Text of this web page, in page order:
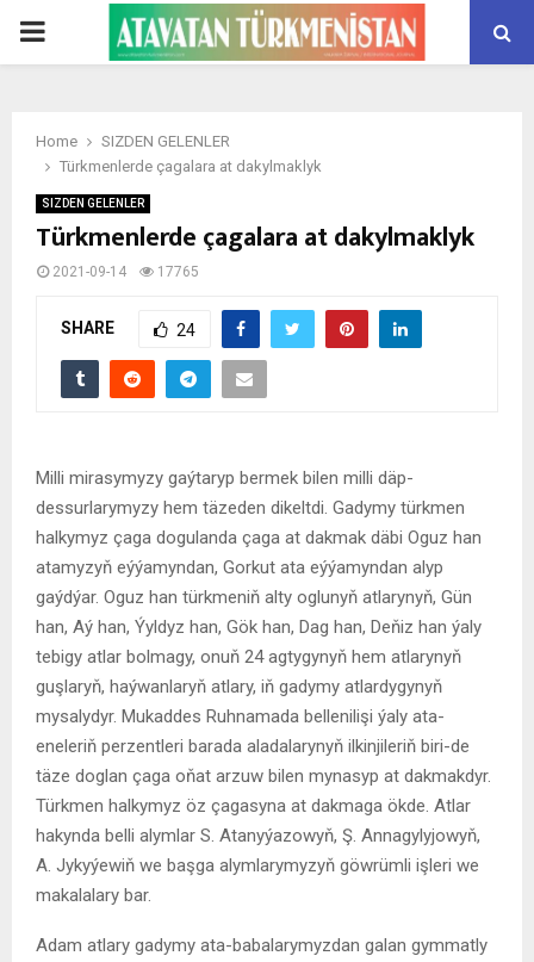
PRIMARY
Home
SIZDEN GELENLER
Türkmenlerde çagalara at dakylmaklyk
SIZDEN GELENLER
Türkmenlerde çagalara at dakylmaklyk
2021-09-14 17765
SHARE 24
Milli mirasymyzy gaýtaryp bermek bilen milli däp-
dessurlarymyzy hem täzeden dikeltdi. Gadymy türkmen
halkymyz çaga dogulanda çaga at dakmak däbi Oguz han
atamyzyň eýýamyndan, Gorkut ata eýýamyndan alyp
gaýdýar. Oguz han türkmeniň alty oglunyň atlarynyň, Gün
han, Aý han, Ýyldyz han, Gök han, Dag han, Deňiz han ýaly
tebigy atlar bolmagy, onuň 24 agtygynyň hem atlarynyň
guşlaryň, haýwanlaryň atlary, iň gadymy atlardygynyň
mysalydyr. Mukaddes Ruhnamada bellenilişi ýaly ata-
eneleriň perzentleri barada aladalarynyň ilkinjileriň biri-de
täze doglan çaga oňat arzuw bilen mynasyp at dakmakdyr.
Türkmen halkymyz öz çagasyna at dakmaga ökde. Atlar
hakynda belli alymlar S. Atanyýazowyň, Ş. Annagylyjowyň,
A. Jykyýewiň we başga alymlarymyzyň göwrümli işleri we
makalalary bar.
Adam atlary gadymy ata-babalarymyzdan galan gymmatly